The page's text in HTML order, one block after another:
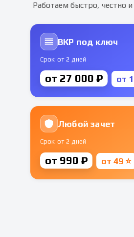
Работаем быстро, честно и
ВКР под ключ
Срок: от 2 дней
от 27 000 ₽ от
Любой зачет
Срок: от 2 дней
от 990 ₽ от 49 ⭐